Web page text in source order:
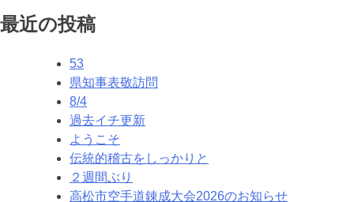
稿
最近の投稿
53
県知事表敬訪問
8/4
過去イチ更新
ようこそ
伝統的稽古をしっかりと
２週間ぶり
高松市空手道錬成大会2026のお知らせ